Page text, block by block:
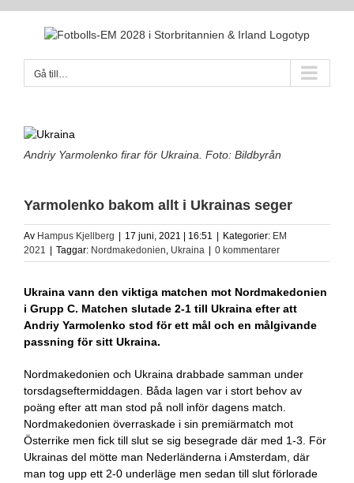
Gå till…
Andriy Yarmolenko firar för Ukraina. Foto: Bildbyrån
Yarmolenko bakom allt i Ukrainas seger
Av Hampus Kjellberg 17 juni, 2021 | 16:51 Kategorier: EM
2021
Taggar: Nordmakedonien, Ukraina 0 kommentarer
Ukraina vann den viktiga matchen mot Nordmakedonien
i Grupp C. Matchen slutade 2-1 till Ukraina efter att
Andriy Yarmolenko stod för ett mål och en målgivande
passning för sitt Ukraina.
Nordmakedonien och Ukraina drabbade samman under
torsdagseftermiddagen. Båda lagen var i stort behov av
poäng efter att man stod på noll inför dagens match.
Nordmakedonien överraskade i sin premiärmatch mot
Österrike men fick till slut se sig besegrade där med 1-3. För
Ukrainas del mötte man Nederländerna i Amsterdam, där
man tog upp ett 2-0 underläge men sedan till slut förlorade